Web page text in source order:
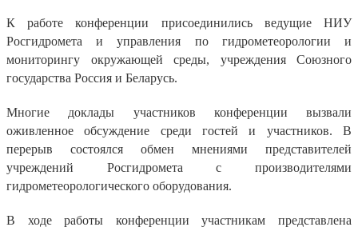
К работе конференции присоединились ведущие НИУ
Росгидромета и управления по гидрометеорологии и
мониторингу окружающей среды, учреждения Союзного
государства Россия и Беларусь.
Многие доклады участников конференции вызвали
оживленное обсуждение среди гостей и участников. В
перерыв состоялся обмен мнениями представителей
учреждений Росгидромета с производителями
гидрометеорологического оборудования.
В ходе работы конференции участникам представлена